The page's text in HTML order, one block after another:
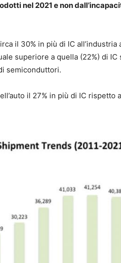
nel 2021 e non
il 30% in più di IC all’industria
superiore a quella (22%) di IC
semiconduttori.
il 27% in più di IC rispetto